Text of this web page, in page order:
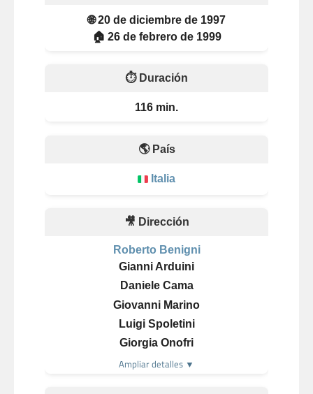
🌐 20 de diciembre de 1997
🏠 26 de febrero de 1999
⏱️ Duración
116 min.
🌎 País
Italia
🎥 Dirección
Roberto Benigni
Gianni Arduini
Daniele Cama
Giovanni Marino
Luigi Spoletini
Giorgia Onofri
Ampliar detalles ▼